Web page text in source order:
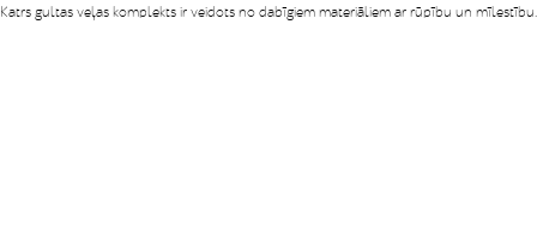
Katrs gultas veļas komplekts ir veidots no dabīgiem materiāliem ar rūpību un mīlestību.